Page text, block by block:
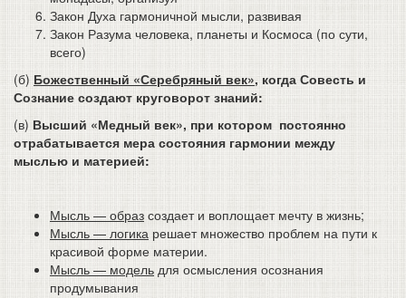
Закон Духа гармоничной мысли, развивая
Закон Разума человека, планеты и Космоса (по сути,
всего)
(б) Божественный «Серебряный век», когда Совесть и
Сознание создают круговорот знаний:
(в) Высший «Медный век», при котором постоянно
отрабатывается мера состояния гармонии между
мыслью и материей:
Мысль — образ создает и воплощает мечту в жизнь;
Мысль — логика решает множество проблем на пути к
красивой форме материи.
Мысль — модель для осмысления осознания
продумывания